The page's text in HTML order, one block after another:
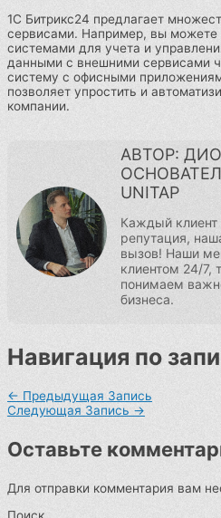
1С Битрикс24 предлагает
сервисами. Например, вы можете
системами для учета и
данными с внешними сервисами
систему с офисными
позволяет упростить и
компании.
АВТОР:
UNITAP
Каждый клиент
репутация,
вызов! Наши
клиентом 24/7,
понимаем
бизнеса.
Навигация по
← Предыдущая Запись
Следующая Запись →
Оставьте
Для отправки комментария вам